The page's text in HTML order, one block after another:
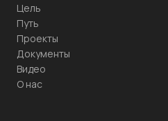
Цель
Путь
Проекты
Документы
Видео
О нас